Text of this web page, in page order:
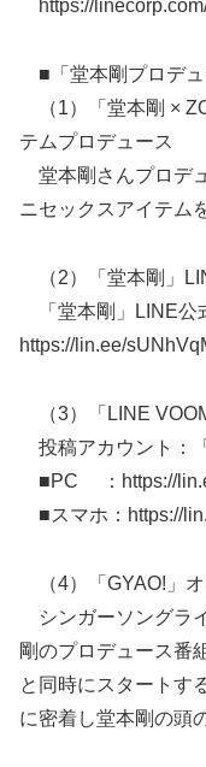
https://
■「堂本剛プロデュ
（1）「堂本剛 ×
テムプロデュース
堂本剛さんプロデ
ニセックスアイテム
（2）「堂本剛」
「堂本剛」LINE公
https://lin.ee/
（3）「LINE
投稿アカウント：
■PC ：https://
■スマホ：https://
（4）「GYAO!」オ
シンガーソングラ
剛のプロデュース番
と同時にスタートす
に密着し堂本剛の頭